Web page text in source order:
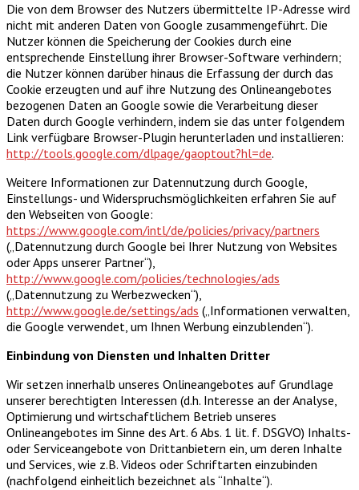
Die von dem Browser des Nutzers übermittelte IP-Adresse wird
nicht mit anderen Daten von Google zusammengeführt. Die
Nutzer können die Speicherung der Cookies durch eine
entsprechende Einstellung ihrer Browser-Software verhindern;
die Nutzer können darüber hinaus die Erfassung der durch das
Cookie erzeugten und auf ihre Nutzung des Onlineangebotes
bezogenen Daten an Google sowie die Verarbeitung dieser
Daten durch Google verhindern, indem sie das unter folgendem
Link verfügbare Browser-Plugin herunterladen und installieren:
http://tools.google.com/dlpage/gaoptout?hl=de.
Weitere Informationen zur Datennutzung durch Google,
Einstellungs- und Widerspruchsmöglichkeiten erfahren Sie auf
den Webseiten von Google:
https://www.google.com/intl/de/policies/privacy/partners
(„Datennutzung durch Google bei Ihrer Nutzung von Websites
oder Apps unserer Partner“),
http://www.google.com/policies/technologies/ads
(„Datennutzung zu Werbezwecken“),
http://www.google.de/settings/ads („Informationen verwalten,
die Google verwendet, um Ihnen Werbung einzublenden“).
Einbindung von Diensten und Inhalten Dritter
Wir setzen innerhalb unseres Onlineangebotes auf Grundlage
unserer berechtigten Interessen (d.h. Interesse an der Analyse,
Optimierung und wirtschaftlichem Betrieb unseres
Onlineangebotes im Sinne des Art. 6 Abs. 1 lit. f. DSGVO) Inhalts-
oder Serviceangebote von Drittanbietern ein, um deren Inhalte
und Services, wie z.B. Videos oder Schriftarten einzubinden
(nachfolgend einheitlich bezeichnet als “Inhalte“).